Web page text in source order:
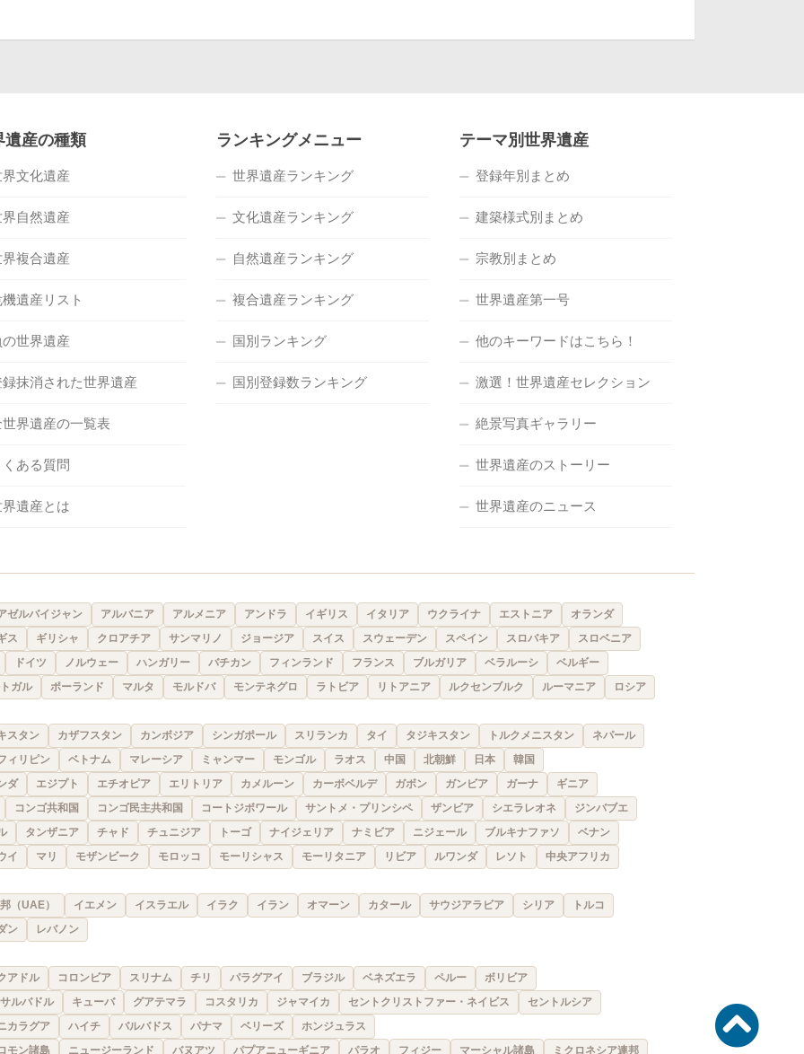
遺産の種類
文化遺産
自然遺産
複合遺産
遺産リスト
世界遺産
録抹消された世界遺産
世界遺産の一覧表
ある質問
遺産とは
ランキングメニュー
世界遺産ランキング
文化遺産ランキング
自然遺産ランキング
複合遺産ランキング
国別ランキング
国別登録数ランキング
テーマ別世界遺産
登録年別まとめ
建築様式別まとめ
宗教別まとめ
世界遺産第一号
他のキーワードはこちら！
激選！世界遺産セレクション
絶景写真ギャラリー
世界遺産のストーリー
世界遺産のニュース
ゼルバイジャン アルバニア アルメニア アンドラ イギリス イタリア ウクライナ エストニア
オランダ
ス
ギリシャ クロアチア サンマリノ ジョージア スイス スウェーデン スペイン スロバキア
スロベニア
ドイツ
ノルウェー ハンガリー バチカン フィンランド フランス ブルガリア ベラルーシ
ベルギー
ガル
ポーランド マルタ モルドバ モンテネグロ ラトビア リトアニア ルクセンブルク ルーマニア ロシア
スタン カザフスタン カンボジア シンガポール スリランカ タイ タジキスタン トルクメニスタン
ネパール
ィリピン
ベトナム マレーシア ミャンマー モンゴル ラオス 中国 北朝鮮 日本
韓国
ダ
エジプト エチオピア エリトリア カメルーン カーボベルデ ガボン ガンビア ガーナ
ギニア
コンゴ共和国
コンゴ民主共和国 コートジボワール サントメ・プリンシペ ザンビア シエラレオネ
ジンバブエ
タンザニア チャド チュニジア トーゴ ナイジェリア ナミビア ニジェール ブルキナファソ
ベナン
イ
マリ モザンビーク モロッコ モーリシャス モーリタニア リビア ルワンダ レソト 中央アフリカ
（UAE） イエメン イスラエル イラク イラン オマーン カタール サウジアラビア シリア
トルコ
ン
レバノン
アドル コロンビア スリナム チリ パラグアイ ブラジル ベネズエラ ペルー
ボリビア
ルバドル
キューバ グアテマラ コスタリカ ジャマイカ セントクリストファー・ネイビス
セントルシア
カラグア
ハイチ バルバドス パナマ ベリーズ
ホンジュラス
モン諸島
ニュージーランド バヌアツ パプアニューギニア パラオ フィジー マーシャル諸島 ミクロネシア連邦